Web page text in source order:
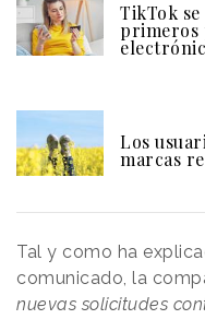
TikTok
primeros
Los
marcas
Tal y como ha
comunicado, la
nuevas solicitudes